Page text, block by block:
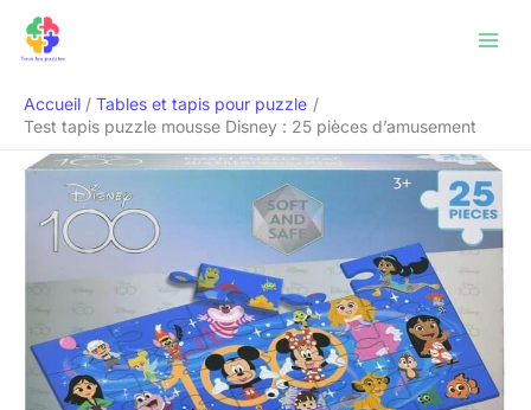
Accueil
Tables et tapis pour puzzle
Test tapis puzzle mousse Disney : 25 pièces d’amusement
Rechercher